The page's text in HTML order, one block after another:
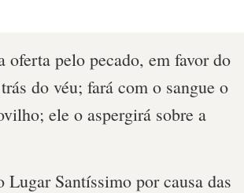
oferta pelo pecado, em favor do
do véu; fará com o sangue o
ele o aspergirá sobre a
Santíssimo por causa das